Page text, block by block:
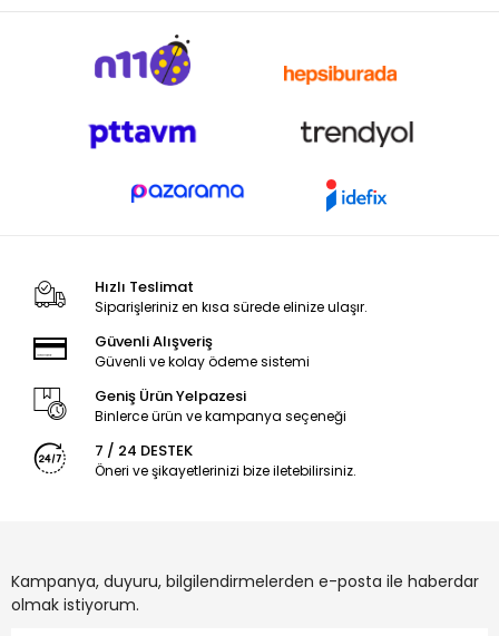
Hızlı Teslimat
Siparişleriniz en kısa sürede elinize ulaşır.
Güvenli Alışveriş
Güvenli ve kolay ödeme sistemi
Geniş Ürün Yelpazesi
Binlerce ürün ve kampanya seçeneği
7 / 24 DESTEK
Öneri ve şikayetlerinizi bize iletebilirsiniz.
Kampanya, duyuru, bilgilendirmelerden e-posta ile haberdar
olmak istiyorum.